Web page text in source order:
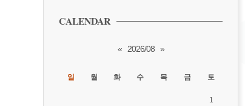
CALENDAR
« 2026/08 »
일 월 화 수 목 금 토
1